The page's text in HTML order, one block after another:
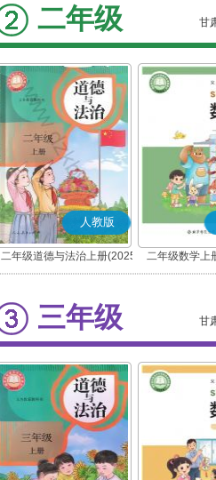
二年级 甘
人教版
二年级道德与法治上册(2025
秋版)(部编版)
二年级数学上
三年级 甘